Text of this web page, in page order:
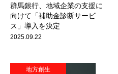
群馬銀行、地域企業の支援に
向けて「補助金診断サービ
ス」導入を決定
2025.09.22
地方創生